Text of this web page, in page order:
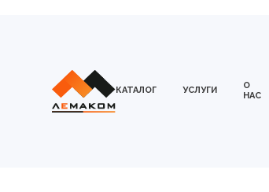
КАТАЛОГ УСЛУГИ
О
НАС